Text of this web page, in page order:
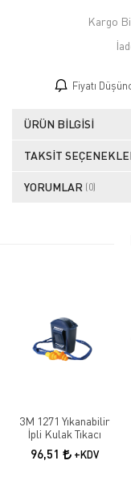
Kargo
Fiyatı
ÜRÜN BILGISI
TAKSIT
YORUMLAR (0)
3M 1271 Yıkanabilir
İpli Kulak Tıkacı
96,51 +KDV